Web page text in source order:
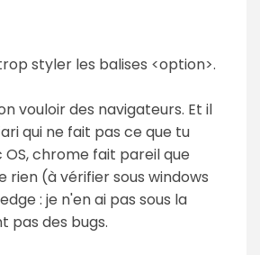
styler les balises <option>.
vouloir des navigateurs. Et il
qui ne fait pas ce que tu
OS, chrome fait pareil que
rien (à vérifier sous windows
: je n'en ai pas sous la
pas des bugs.